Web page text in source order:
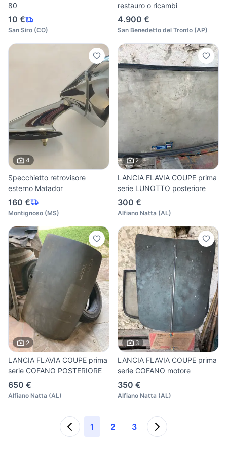
80
10 €
San Siro (CO)
restauro o ricambi
4.900 €
San Benedetto del Tronto (AP)
4
Specchietto retrovisore
esterno Matador
160 €
Montignoso (MS)
2
LANCIA FLAVIA COUPE prima
serie LUNOTTO posteriore
300 €
Alfiano Natta (AL)
2
LANCIA FLAVIA COUPE prima
serie COFANO POSTERIORE
650 €
Alfiano Natta (AL)
3
LANCIA FLAVIA COUPE prima
serie COFANO motore
350 €
Alfiano Natta (AL)
1 2 3